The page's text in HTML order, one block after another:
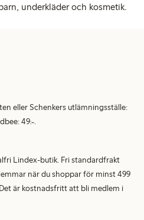
underkläder och kosmetik.
eller Schenkers utlämningsställe:
49:-.
Lindex-butik. Fri standardfrakt
när du shoppar för minst 499
är kostnadsfritt att bli medlem i